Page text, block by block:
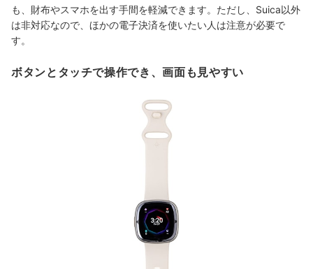
も、財布やスマホを出す手間を軽減できます。ただし、Suica以外
は非対応なので、ほかの電子決済を使いたい人は注意が必要で
す。
ボタンとタッチで操作でき、画面も見やすい